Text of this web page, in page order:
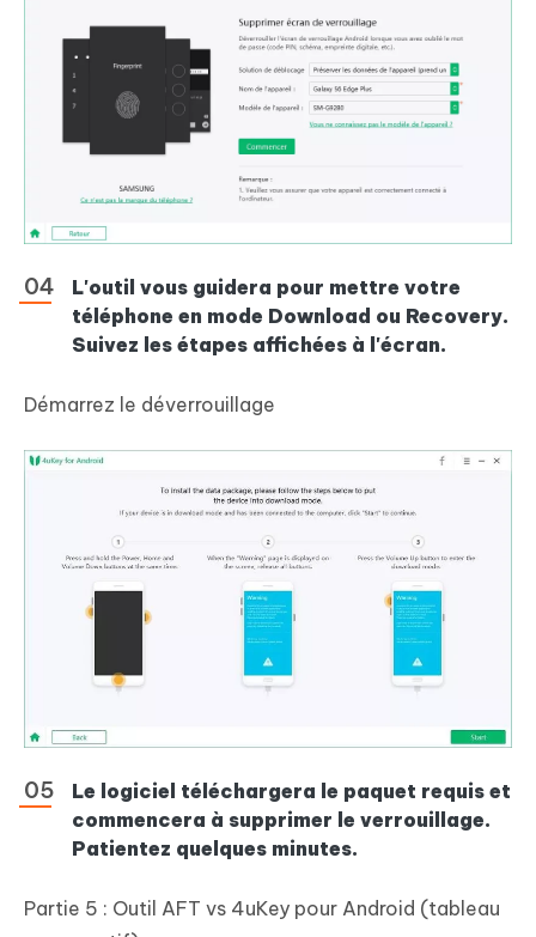
L'outil vous guidera pour mettre votre
téléphone en mode Download ou Recovery.
Suivez les étapes affichées à l'écran.
Démarrez le déverrouillage
Le logiciel téléchargera le paquet requis et
commencera à supprimer le verrouillage.
Patientez quelques minutes.
Partie 5 : Outil AFT vs 4uKey pour Android (tableau